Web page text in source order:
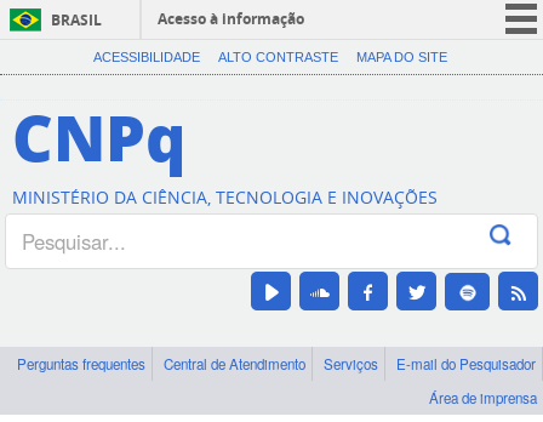
BRASIL
Acesso à informação
CORONAVÍRUS (COVID-19)
Canais
ACESSIBILIDADE ALTO CONTRASTE MAPA DO SITE
CNPq
MINISTÉRIO DA CIÊNCIA, TECNOLOGIA E INOVAÇÕES
Perguntas frequentes Central de Atendimento Serviços
E-mail do Pesquisador
Área de imprensa